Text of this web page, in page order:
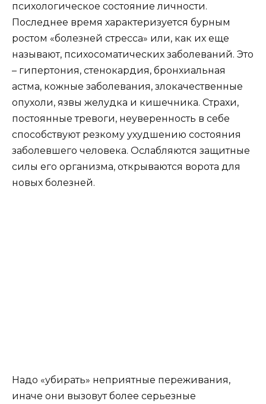
психологическое состояние личности.
Последнее время характеризуется бурным
ростом «болезней стресса» или, как их еще
называют, психосоматических заболеваний. Это
– гипертония, стенокардия, бронхиальная
астма, кожные заболевания, злокачественные
опухоли, язвы желудка и кишечника. Страхи,
постоянные тревоги, неуверенность в себе
способствуют резкому ухудшению состояния
заболевшего человека. Ослабляются защитные
силы его организма, открываются ворота для
новых болезней.
Надо «убирать» неприятные переживания,
иначе они вызовут более серьезные